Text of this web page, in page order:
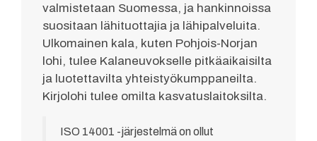
valmistetaan Suomessa, ja hankinnoissa
suositaan lähituottajia ja lähipalveluita.
Ulkomainen kala, kuten Pohjois-Norjan
lohi, tulee Kalaneuvokselle pitkäaikaisilta
ja luotettavilta yhteistyökumppaneilta.
Kirjolohi tulee omilta kasvatuslaitoksilta.
ISO 14001 -järjestelmä on ollut